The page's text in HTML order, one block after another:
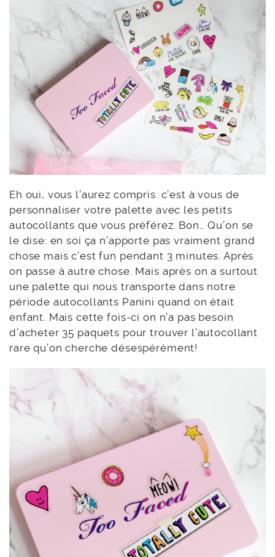
Eh oui, vous l’aurez compris: c’est à vous de
personnaliser votre palette avec les petits
autocollants que vous préférez. Bon… Qu’on se
le dise: en soi ça n’apporte pas vraiment grand
chose mais c’est fun pendant 3 minutes. Après
on passe à autre chose. Mais après on a surtout
une palette qui nous transporte dans notre
période autocollants Panini quand on était
enfant. Mais cette fois-ci on n’a pas besoin
d’acheter 35 paquets pour trouver l’autocollant
rare qu’on cherche désespérément!